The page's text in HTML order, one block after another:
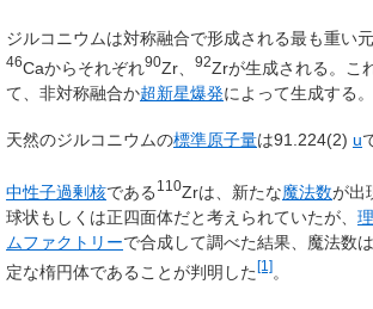
ジルコニウムは対称融合で形成される最も重い元
46Caからそれぞれ90Zr、 92Zrが生成される。こ
て、非対称融合か超新星爆発によって生成する。
天然のジルコニウムの標準原子量は91.224(2) u
中性子過剰核である 110Zrは、新たな魔法数が出
球状もしくは正四面体だと考えられていたが、
ムファクトリーで合成して調べた結果、魔法数
定な楕円体であることが判明した[1]。